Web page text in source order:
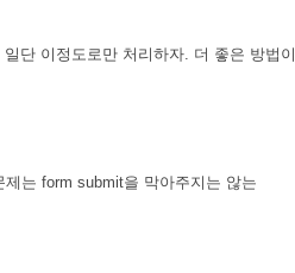
단 이정도로만 처리하자. 더 좋은 방법이
는 form submit을 막아주지는 않는